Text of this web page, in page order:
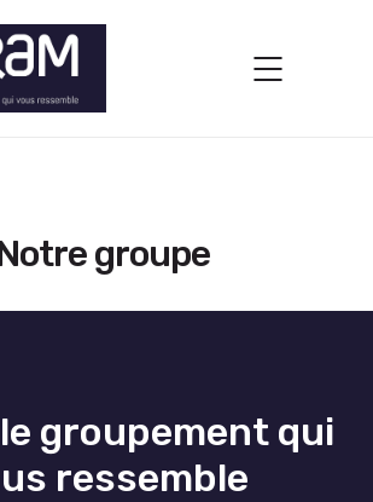
groupe
le groupement qui
ressemble